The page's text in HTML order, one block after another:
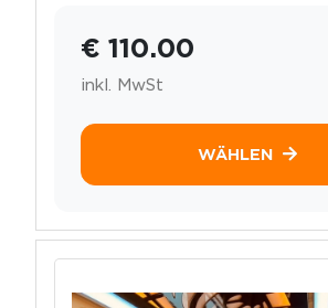
€ 110.00
inkl. MwSt
WÄHLEN